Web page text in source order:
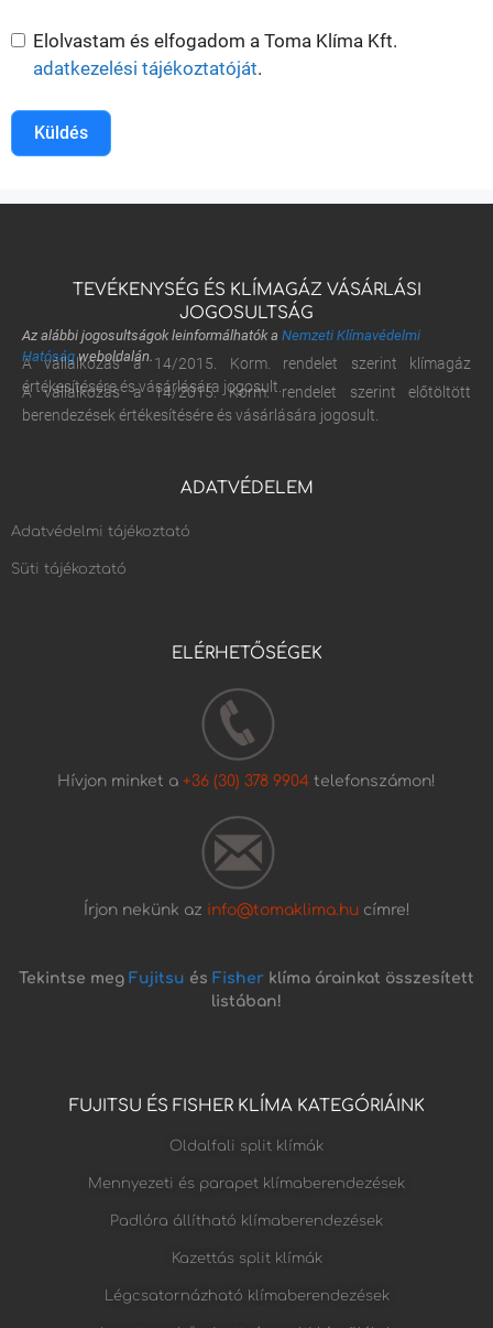
Elolvastam és elfogadom a Toma Klíma Kft.
adatkezelési tájékoztatóját.
Küldés
TEVÉKENYSÉG ÉS KLÍMAGÁZ VÁSÁRLÁSI
JOGOSULTSÁG
Az alábbi jogosultságok leinformálhatók a Nemzeti Klímavédelmi
Hatóságweboldalán.
A vállalkozás a 14/2015. Korm. rendelet szerint klímagáz
értékesítésére és vásárlására jogosult.
A vállalkozás a 14/2015. Korm. rendelet szerint előtöltött
berendezések értékesítésére és vásárlására jogosult.
ADATVÉDELEM
Adatvédelmi tájékoztató
Süti tájékoztató
ELÉRHETŐSÉGEK
Hívjon minket a +36 (30) 378 9904 telefonszámon!
Írjon nekünk az info@tomaklima.hucímre!
Tekintse meg Fujitsu és Fisher klíma árainkat összesített
listában!
FUJITSU ÉS FISHER KLÍMA KATEGÓRIÁINK
Oldalfali split klímák
Mennyezeti és parapet klímaberendezések
Padlóra állítható klímaberendezések
Kazettás split klímák
Légcsatornázható klímaberendezések